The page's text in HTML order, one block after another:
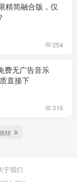
精简融合版，仅
254
费无广告音乐
直接下
316
转
于我们